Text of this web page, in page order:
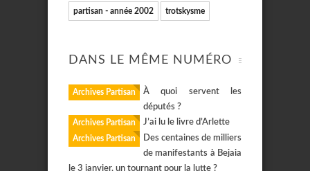
partisan - année 2002 trotskysme
DANS LE MÊME NUMÉRO
Archives Partisan
À quoi servent les
députés ?
Archives Partisan J’ai lu le livre d’Arlette
Archives Partisan
Des centaines de milliers
de manifestants à Bejaia
le 3 janvier, un tournant pour la lutte ?